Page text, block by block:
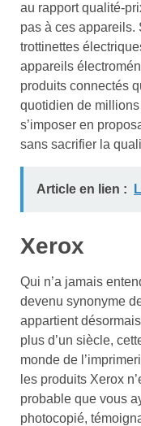
au rapport qualité-
pas à ces appareils.
trottinettes
appareils
produits connectés
quotidien de
s’imposer en
sans sacrifier la
Article en lien :
Xerox
Qui n’a jamais
devenu synonyme
appartient
plus d’un siècle,
monde de
les produits Xerox
probable que vous
photocopié,